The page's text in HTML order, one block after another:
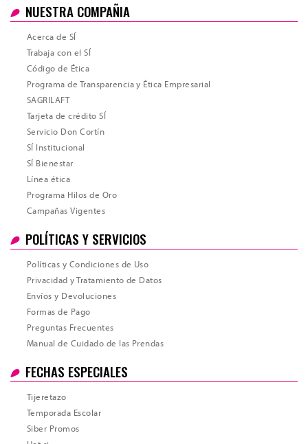
NUESTRA COMPAÑIA
Acerca de SÍ
Trabaja con el SÍ
Código de Ética
Programa de Transparencia y Ética Empresarial
SAGRILAFT
Tarjeta de crédito SÍ
Servicio Don Cortín
SÍ Institucional
SÍ Bienestar
Línea ética
Programa Hilos de Oro
Campañas Vigentes
POLÍTICAS Y SERVICIOS
Políticas y Condiciones de Uso
Privacidad y Tratamiento de Datos
Envíos y Devoluciones
Formas de Pago
Preguntas Frecuentes
Manual de Cuidado de las Prendas
FECHAS ESPECIALES
Tijeretazo
Temporada Escolar
Siber Promos